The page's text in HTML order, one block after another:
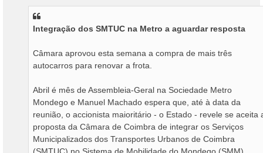
Integração dos SMTUC na Metro a aguardar resposta
Câmara aprovou esta semana a compra de mais três
autocarros para renovar a frota.
Abril é mês de Assembleia-Geral na Sociedade Metro
Mondego e Manuel Machado espera que, até à data da
reunião, o accionista maioritário - o Estado - revele se aceita
proposta da Câmara de Coimbra de integrar os Serviços
Municipalizados dos Transportes Urbanos de Coimbra